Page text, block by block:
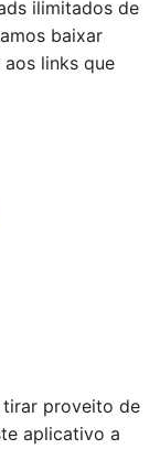
ilimitados de
baixar
aos links que
tirar proveito de
aplicativo a